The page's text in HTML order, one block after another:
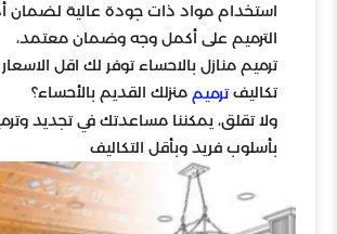
استخدام مواد ذات جودة عالية لضمان
الترميم على أكمل وجه وضمان معتمد،
ترميم منازل بالاحساء توفر لك اقل
تكاليفترميم منزلك القديم بالأحساء؟
ولا تقلق، يمكننا مساعدتك في تجديد
بأسلوب فريد وبأقل التكاليف